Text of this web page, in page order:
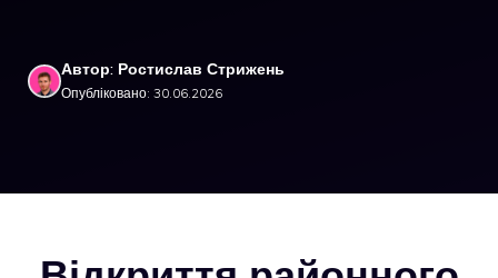
Автор: Ростислав Стрижень
Опубліковано: 30.06.2026